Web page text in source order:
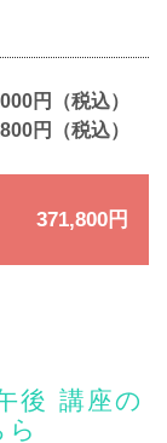
円（税込）
円（税込）
371,800円
後 講座の